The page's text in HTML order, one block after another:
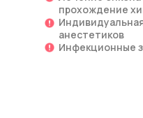
прохождение
анестетиков
Инфекционные